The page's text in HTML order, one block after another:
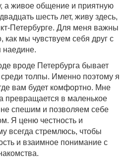
а живое общение и приятную
шесть лет, живу здесь,
Петербурге. Для меня важны
как мы чувствуем себя друг с
наедине.
вроде Петербурга бывает
толпы. Именно поэтому я
вам будет комфортно. Мне
превращается в маленькое
спешим и позволяем себе
Я ценю честность и
всегда стремлюсь, чтобы
и взаимное понимание с